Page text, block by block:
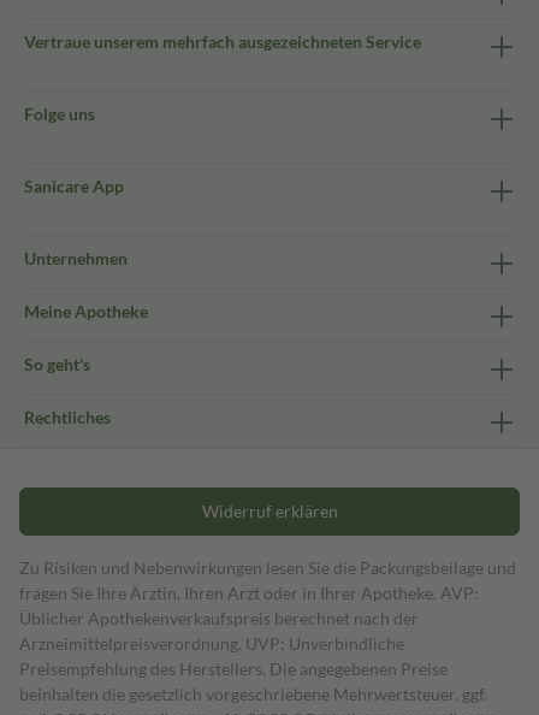
Vertraue unserem mehrfach ausgezeichneten Service
Folge uns
Sanicare App
Unternehmen
Meine Apotheke
So geht's
Rechtliches
Widerruf erklären
Zu Risiken und Nebenwirkungen lesen Sie die Packungsbeilage und
fragen Sie Ihre Ärztin, Ihren Arzt oder in Ihrer Apotheke. AVP:
Üblicher Apothekenverkaufspreis berechnet nach der
Arzneimittelpreisverordnung. UVP: Unverbindliche
Preisempfehlung des Herstellers. Die angegebenen Preise
beinhalten die gesetzlich vorgeschriebene Mehrwertsteuer, ggf.